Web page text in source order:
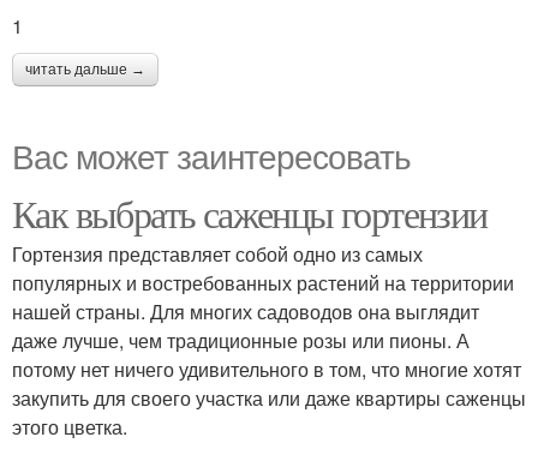
1
читать дальше →
Вас может заинтересовать
Как выбрать саженцы гортензии
Гортензия представляет собой одно из самых
популярных и востребованных растений на территории
нашей страны. Для многих садоводов она выглядит
даже лучше, чем традиционные розы или пионы. А
потому нет ничего удивительного в том, что многие хотят
закупить для своего участка или даже квартиры саженцы
этого цветка.